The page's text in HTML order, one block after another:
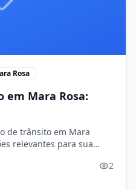
Rosa
em Mara Rosa:
de trânsito em Mara
relevantes para sua
2